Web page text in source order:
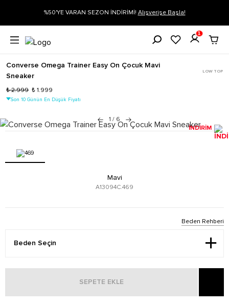
Siparişin 1-3 iş günü içerisinde kargoya verilecektir.
1
Converse Omega Trainer Easy On Çocuk Mavi
Sneaker
LOW TOP
₺ 2.999 ₺ 1.999
Son 10 Günün En Düşük Fiyatı
1 / 6
İNDİRİM
Mavi
A13094C.469
Beden Rehberi
SEPETE EKLE